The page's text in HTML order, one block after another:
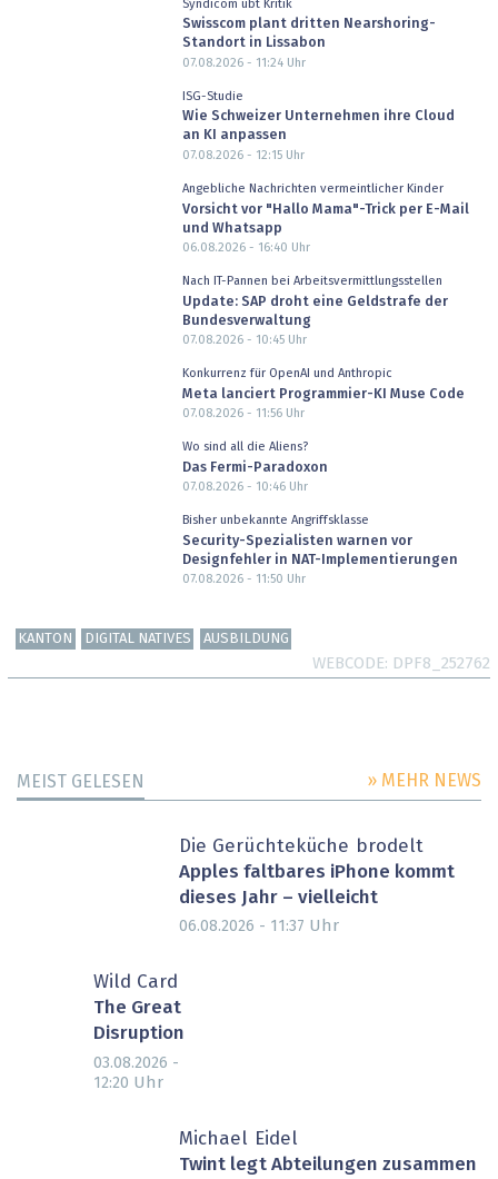
Syndicom übt Kritik
Swisscom plant dritten Nearshoring-
Standort in Lissabon
07.08.2026 - 11:24Uhr
ISG-Studie
Wie Schweizer Unternehmen ihre Cloud
an KI anpassen
07.08.2026 - 12:15Uhr
Angebliche Nachrichten vermeintlicher Kinder
Vorsicht vor "Hallo Mama"-Trick per E-Mail
und Whatsapp
06.08.2026 - 16:40 Uhr
Nach IT-Pannen bei Arbeitsvermittlungsstellen
Update: SAP droht eine Geldstrafe der
Bundesverwaltung
07.08.2026 - 10:45Uhr
Konkurrenz für OpenAI und Anthropic
Meta lanciert Programmier-KI Muse Code
07.08.2026 - 11:56Uhr
Wo sind all die Aliens?
Das Fermi-Paradoxon
07.08.2026 - 10:46Uhr
Bisher unbekannte Angriffsklasse
Security-Spezialisten warnen vor
Designfehler in NAT-Implementierungen
07.08.2026 - 11:50 Uhr
KANTON DIGITAL NATIVES AUSBILDUNG
WEBCODE DPF8_252762
MEIST GELESEN » MEHR NEWS
Die Gerüchteküche brodelt
Apples faltbares iPhone kommt
dieses Jahr – vielleicht
06.08.2026 - 11:37 Uhr
Wild Card
The Great
Disruption
03.08.2026 -
12:20 Uhr
Michael Eidel
Twint legt Abteilungen zusammen